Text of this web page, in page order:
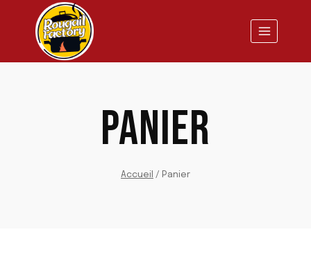
contenu
PANIER
Accueil / Panier